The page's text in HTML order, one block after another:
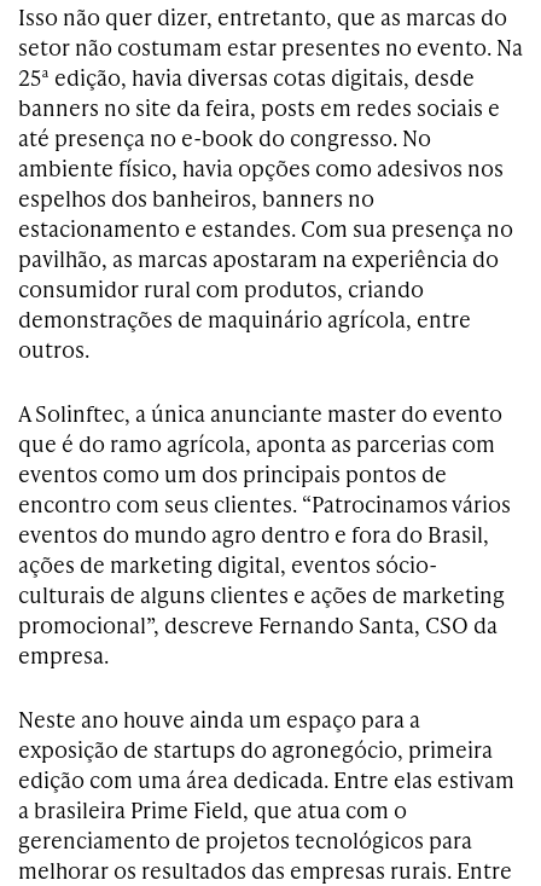
Isso não quer dizer, entretanto, que as marcas do
setor não costumam estar presentes no evento. Na
25ª edição, havia diversas cotas digitais, desde
banners no site da feira, posts em redes sociais e
até presença no e-book do congresso. No
ambiente físico, havia opções como adesivos nos
espelhos dos banheiros, banners no
estacionamento e estandes. Com sua presença no
pavilhão, as marcas apostaram na experiência do
consumidor rural com produtos, criando
demonstrações de maquinário agrícola, entre
outros.
A Solinftec, a única anunciante master do evento
que é do ramo agrícola, aponta as parcerias com
eventos como um dos principais pontos de
encontro com seus clientes. “Patrocinamos vários
eventos do mundo agro dentro e fora do Brasil,
ações de marketing digital, eventos sócio-
culturais de alguns clientes e ações de marketing
promocional”, descreve Fernando Santa, CSO da
empresa.
Neste ano houve ainda um espaço para a
exposição de startups do agronegócio, primeira
edição com uma área dedicada. Entre elas estivam
a brasileira Prime Field, que atua com o
gerenciamento de projetos tecnológicos para
melhorar os resultados das empresas rurais. Entre